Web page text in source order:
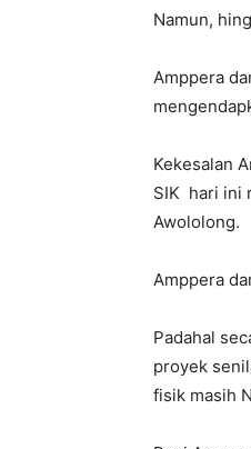
Namun,
Amppera
Kekesalan
SIK hari ini
Awololong.
Amppera
Padahal
proyek
fisik masih